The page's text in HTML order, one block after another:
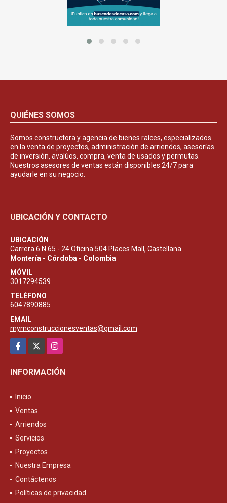
QUIÉNES SOMOS
Somos constructora y agencia de bienes raíces, especializados
en la venta de proyectos, administración de arriendos, asesorías
de inversión, avalúos, compra, venta de usados y permutas.
Nuestros asesores de ventas están disponibles 24/7 para
ayudarle en su negocio.
UBICACIÓN Y CONTACTO
UBICACIÓN
Carrera 6 N 65 - 24 Oficina 504 Places Mall, Castellana
Montería - Córdoba - Colombia
MÓVIL
3017294539
TELÉFONO
6047890885
EMAIL
mymconstruccionesventas@gmail.com
Facebook
Instagram
INFORMACIÓN
Inicio
Ventas
Arriendos
Servicios
Proyectos
Nuestra Empresa
Contáctenos
Políticas de privacidad